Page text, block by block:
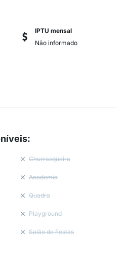
IPTU mensal
Não informado
:
Churrasqueira
Academia
Quadra
Playground
Salão de Festas